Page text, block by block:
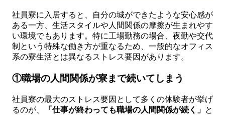
社員寮に入居すると、自分の城ができたような安心感が
ある一方、生活スタイルや人間関係の摩擦が生まれやす
い環境でもあります。特に工場勤務の場合、夜勤や交代
制という特殊な働き方が重なるため、一般的なオフィス
系の寮生活とは異なるストレス要因があります。
①職場の人間関係が寮まで続いてしまう
社員寮の最大のストレス要因として多くの体験者が挙げ
るのが、
「仕事が終わっても職場の人間関係が続く」 と